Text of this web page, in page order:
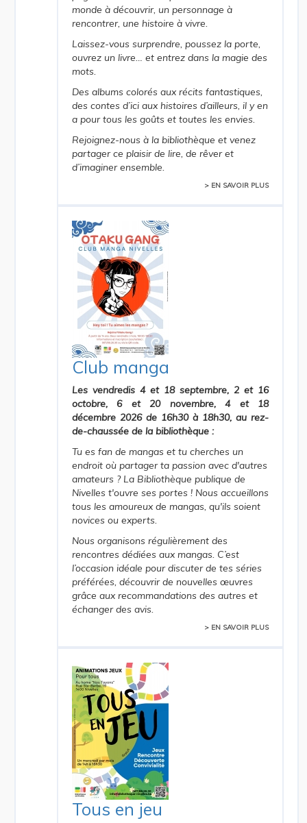
monde à découvrir, un personnage à
rencontrer, une histoire à vivre.
Laissez-vous surprendre, poussez la porte,
ouvrez un livre… et entrez dans la magie des
mots.
Des albums colorés aux récits fantastiques,
des contes d’ici aux histoires d’ailleurs, il y en
a pour tous les goûts et toutes les envies.
Rejoignez-nous à la bibliothèque et venez
partager ce plaisir de lire, de rêver et
d’imaginer ensemble.
> EN SAVOIR PLUS
Club manga
Les vendredis 4 et 18 septembre, 2 et 16
octobre, 6 et 20 novembre, 4 et 18
décembre 2026 de 16h30 à 18h30, au rez-
de-chaussée de la bibliothèque :
Tu es fan de mangas et tu cherches un
endroit où partager ta passion avec d'autres
amateurs ? La Bibliothèque publique de
Nivelles t'ouvre ses portes ! Nous accueillons
tous les amoureux de mangas, qu'ils soient
novices ou experts.
Nous organisons régulièrement des
rencontres dédiées aux mangas. C’est
l’occasion idéale pour discuter de tes séries
préférées, découvrir de nouvelles œuvres
grâce aux recommandations des autres et
échanger des avis.
> EN SAVOIR PLUS
Tous en jeu